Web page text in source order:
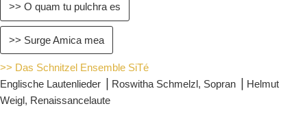
>> O quam tu pulchra es
>> Surge Amica mea
>> Das Schnitzel Ensemble SiTé
Englische Lautenlieder ⎥ Roswitha Schmelzl, Sopran ⎥ Helmut
Weigl, Renaissancelaute